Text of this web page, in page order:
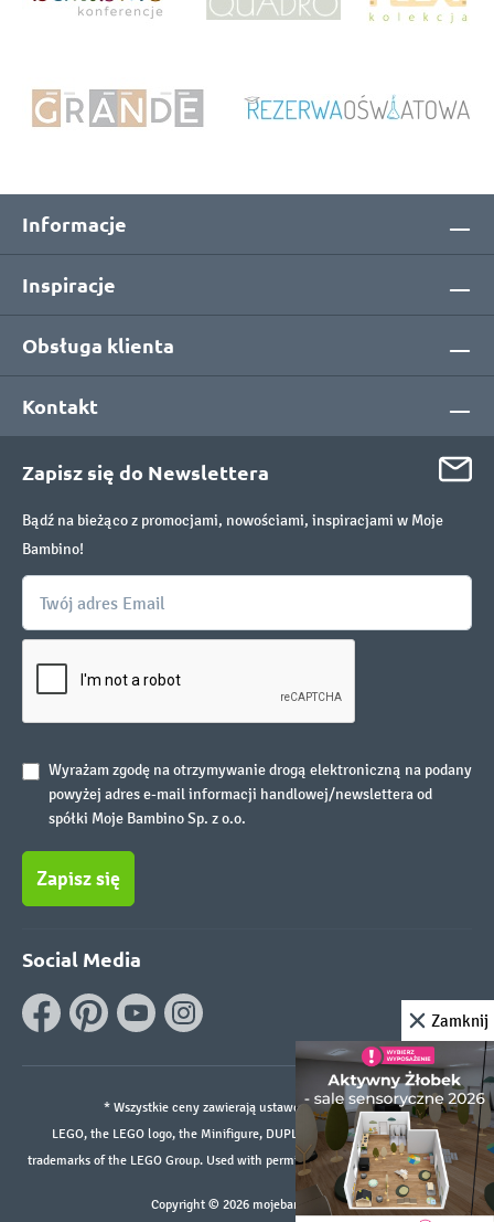
Informacje
Inspiracje
Obsługa klienta
Kontakt
Zapisz się do Newslettera
Bądź na bieżąco z promocjami, nowościami, inspiracjami w Moje
Bambino!
Wyrażam zgodę na otrzymywanie drogą elektroniczną na podany
powyżej adres e-mail informacji handlowej/newslettera od
spółki Moje Bambino Sp. z o.o.
Zapisz się
Social Media
* Wszystkie ceny zawierają ustawowy podatek VAT.
LEGO, the LEGO logo, the Minifigure, DUPLO, and the SPIKE logo are
trademarks of the LEGO Group. Used with permission. ©2026 The LEGO Group
Copyright © 2026 mojebambino.pl
Zamknij